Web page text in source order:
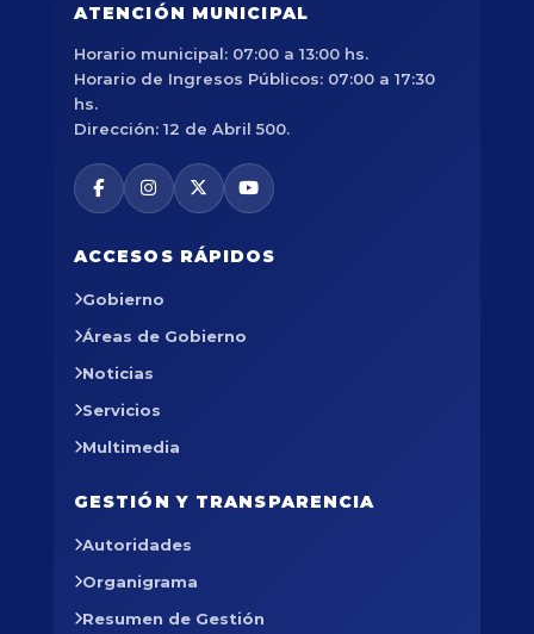
ATENCIÓN MUNICIPAL
Horario municipal: 07:00 a 13:00 hs.
Horario de Ingresos Públicos: 07:00 a 17:30
hs.
Dirección: 12 de Abril 500.
ACCESOS RÁPIDOS
Gobierno
Áreas de Gobierno
Noticias
Servicios
Multimedia
GESTIÓN Y TRANSPARENCIA
Autoridades
Organigrama
Resumen de Gestión